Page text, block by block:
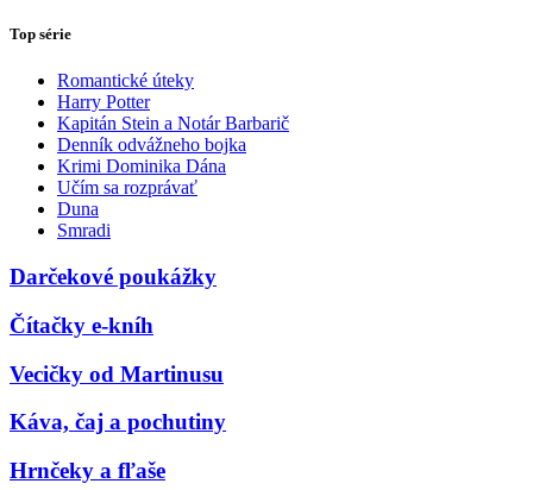
Top série
Romantické úteky
Harry Potter
Kapitán Stein a Notár Barbarič
Denník odvážneho bojka
Krimi Dominika Dána
Učím sa rozprávať
Duna
Smradi
Darčekové poukážky
Čítačky e-kníh
Vecičky od Martinusu
Káva, čaj a pochutiny
Hrnčeky a fľaše